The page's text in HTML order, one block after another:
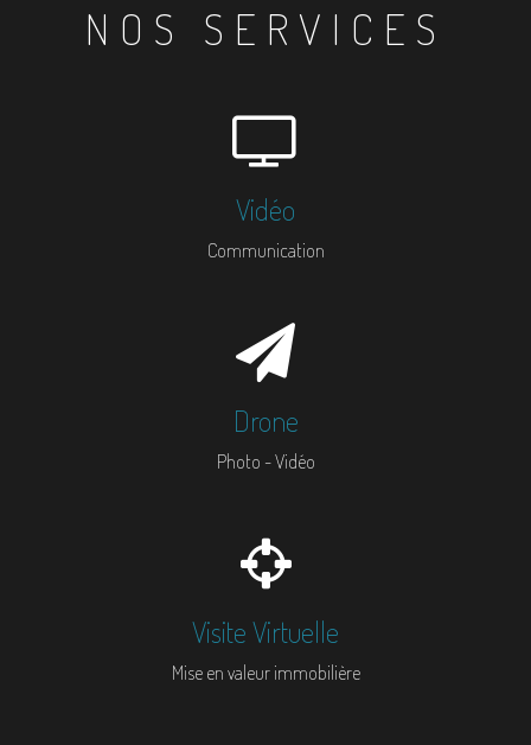
NOS SERVICES
Vidéo
Communication
Drone
Photo - Vidéo
Visite Virtuelle
Mise en valeur immobilière